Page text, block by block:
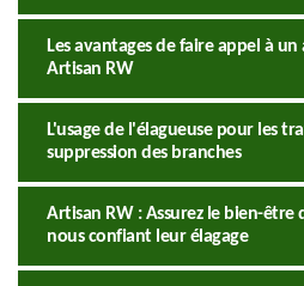
Les avantages de faire appel à
Artisan RW
L'usage de l'élagueuse pour les
suppression des branches
Artisan RW : Assurez le bien-être
nous confiant leur élagage